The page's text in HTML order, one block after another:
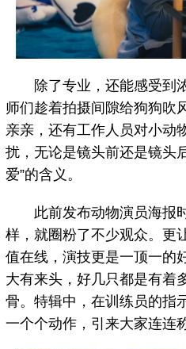
除了专业，还能感受到
师们趁着拍摄间隙给狗狗吹
亲亲，还有工作人员对小动
扰，无论是镜头前还是镜头
爱”的含义。
此前发布动物演员海报
样，就圈粉了不少观众。更
值在线，演技更是一顶一的
大有来头，好几只都是有着
骨。特辑中，在训练员的指
一个个动作，引来大家连连